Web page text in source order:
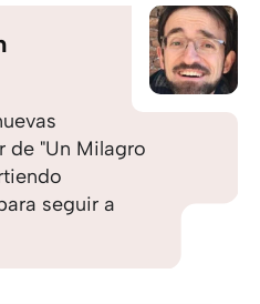
de "Un Milagro
seguir a